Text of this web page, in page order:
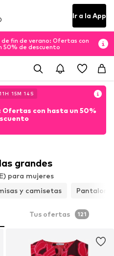
Ir a la App
de fin de verano: Ofertas con
50% de descuento
H 15M 13 S
Ofertas con hasta un 50%
grandes
para mujeres
y camisetas
Tus ofertas 121